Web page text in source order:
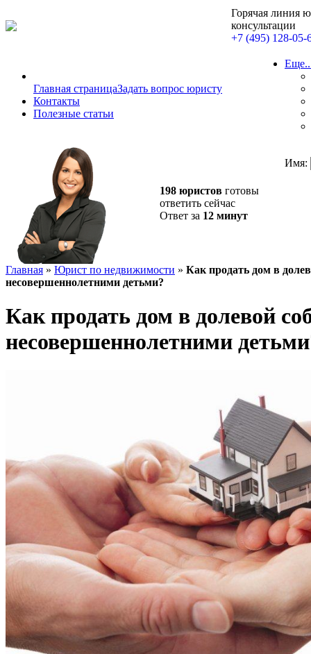
Горячая линия
консультации
+7 (495) 128-05-
Главная страницаЗадать вопрос юристу
Контакты
Полезные статьи
198 юристов готовы
ответить сейчас
Ответ за 12 минут
Имя:
Главная » Юрист по недвижимости » Как продать дом в
несовершеннолетними детьми?
Как продать дом в долевой
несовершеннолетними